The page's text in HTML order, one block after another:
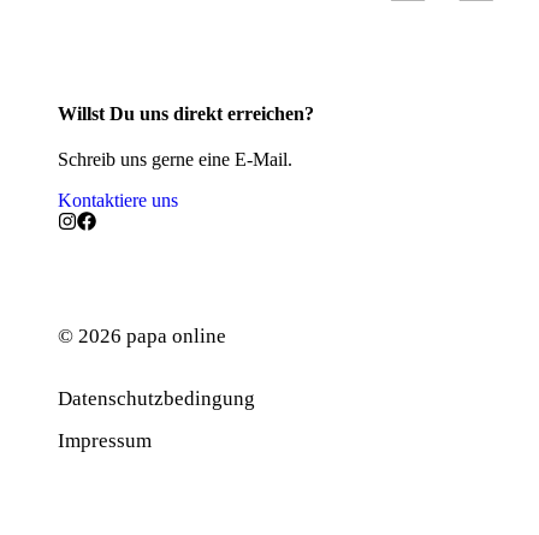
Willst Du uns direkt erreichen?
Schreib uns gerne eine E-Mail.
Kontaktiere uns
© 2026 papa online
Datenschutzbedingung
Impressum